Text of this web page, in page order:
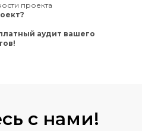
проекта
аудит вашего
с нами!